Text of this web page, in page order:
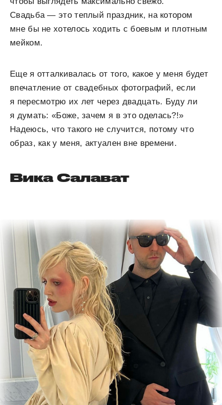
Свадьба — это теплый праздник, на котором
мне бы не хотелось ходить с боевым и плотным
мейком.
Еще я отталкивалась от того, какое у меня будет
впечатление от свадебных фотографий, если
я пересмотрю их лет через двадцать. Буду ли
я думать: «Боже, зачем я в это оделась?!»
Надеюсь, что такого не случится, потому что
образ, как у меня, актуален вне времени.
Вика Салават